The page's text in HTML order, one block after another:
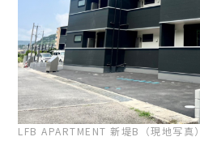
LFB APARTMENT 新堤B（現地写真）